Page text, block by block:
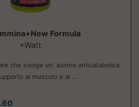
Formula
+Watt
che svolge un' azione anticatabolica
al muscolo e al ...